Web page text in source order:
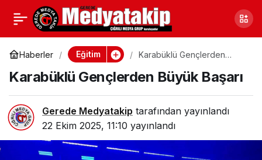
Haberler Eğitim
Karabüklü Gençlerden
Karabüklü Gençlerden Büyük Başarı
Gerede Medyatakip tarafından yayınlandı
22 Ekim 2025, 11:10 yayınlandı
Düzce’de Okul
Önlerinde Denetim
Paylaş